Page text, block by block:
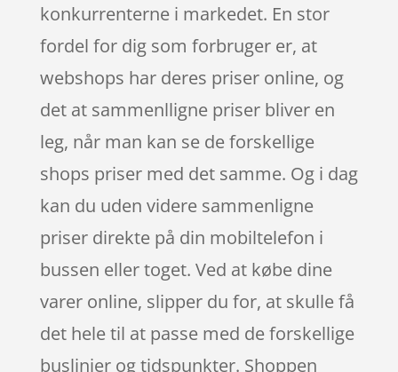
konkurrenterne i markedet. En stor
fordel for dig som forbruger er, at
webshops har deres priser online, og
det at sammenlligne priser bliver en
leg, når man kan se de forskellige
shops priser med det samme. Og i dag
kan du uden videre sammenligne
priser direkte på din mobiltelefon i
bussen eller toget. Ved at købe dine
varer online, slipper du for, at skulle få
det hele til at passe med de forskellige
buslinjer og tidspunkter. Shoppen